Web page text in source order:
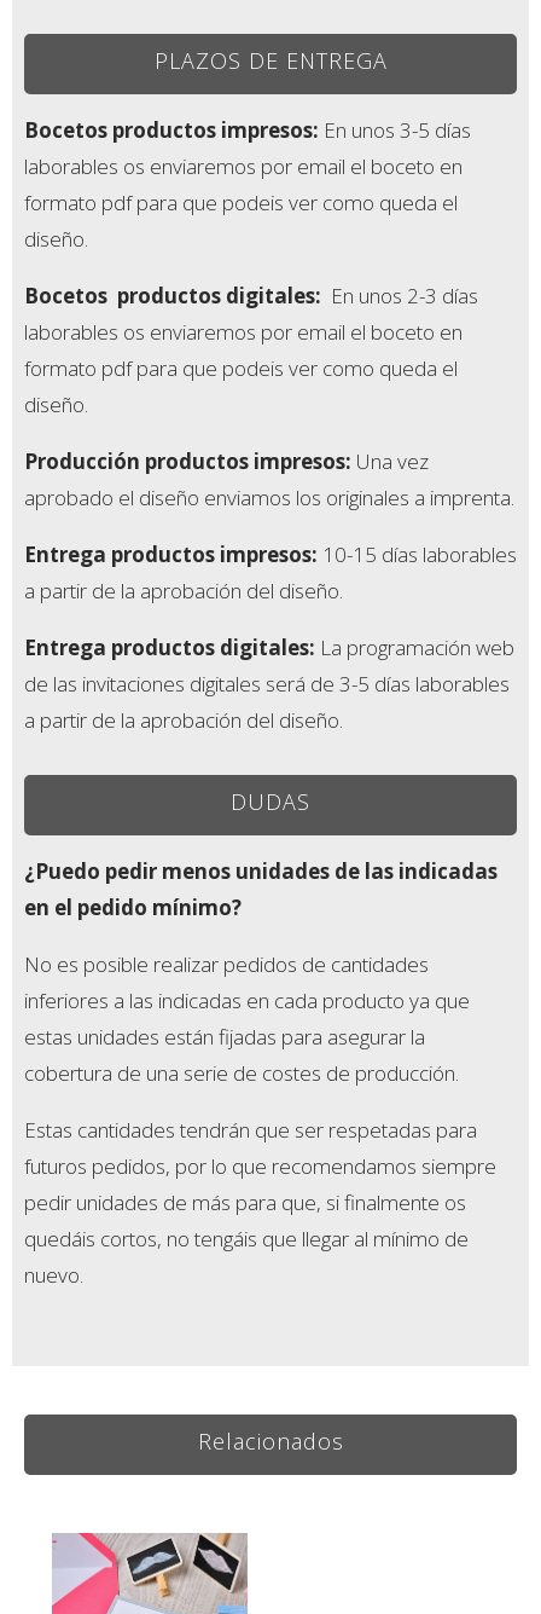
PLAZOS DE ENTREGA
Bocetos productos impresos: En unos 3-5 días
laborables os enviaremos por email el boceto en
formato pdf para que podeis ver como queda el
diseño.
Bocetos productos digitales: En unos 2-3 días
laborables os enviaremos por email el boceto en
formato pdf para que podeis ver como queda el
diseño.
Producción productos impresos: Una vez
aprobado el diseño enviamos los originales a imprenta.
Entrega productos impresos: 10-15 días laborables
a partir de la aprobación del diseño.
Entrega productos digitales: La programación web
de las invitaciones digitales será de 3-5 días laborables
a partir de la aprobación del diseño.
DUDAS
¿Puedo pedir menos unidades de las indicadas
en el pedido mínimo?
No es posible realizar pedidos de cantidades
inferiores a las indicadas en cada producto ya que
estas unidades están fijadas para asegurar la
cobertura de una serie de costes de producción.
Estas cantidades tendrán que ser respetadas para
futuros pedidos, por lo que recomendamos siempre
pedir unidades de más para que, si finalmente os
quedáis cortos, no tengáis que llegar al mínimo de
nuevo.
Relacionados